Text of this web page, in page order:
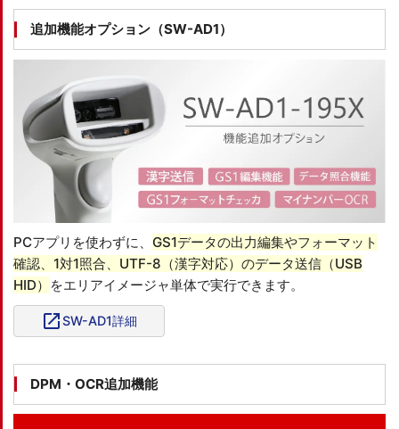
追加機能オプション（SW-AD1）
PCアプリを使わずに、 GS1データの出力編集やフォーマット
確認、1対1照合、UTF-8（漢字対応）のデータ送信（USB
HID） をエリアイメージャ単体で実行できます。
open_in_newSW-AD1詳細
DPM・OCR追加機能